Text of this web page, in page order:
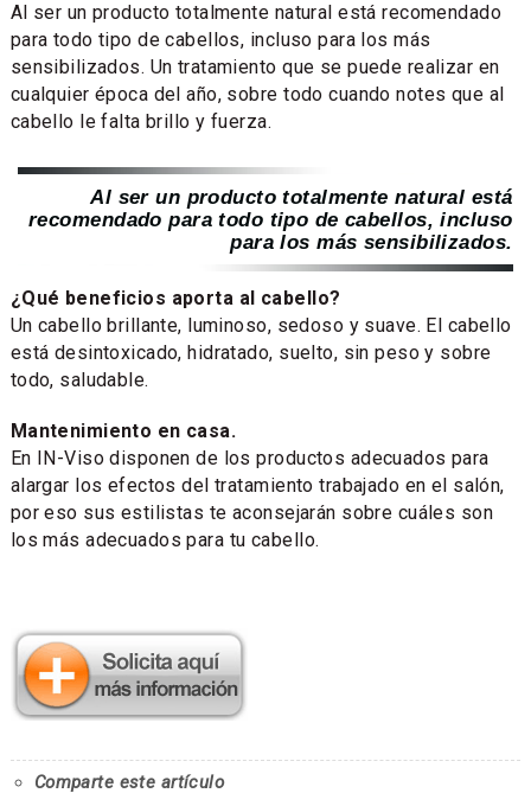
Al ser un producto totalmente natural está recomendado
para todo tipo de cabellos, incluso para los más
sensibilizados. Un tratamiento que se puede realizar en
cualquier época del año, sobre todo cuando notes que al
cabello le falta brillo y fuerza.
Al ser un producto totalmente natural está
recomendado para todo tipo de cabellos, incluso
para los más sensibilizados.
¿Qué beneficios aporta al cabello?
Un cabello brillante, luminoso, sedoso y suave. El cabello
está desintoxicado, hidratado, suelto, sin peso y sobre
todo, saludable.
Mantenimiento en casa.
En IN-Viso disponen de los productos adecuados para
alargar los efectos del tratamiento trabajado en el salón,
por eso sus estilistas te aconsejarán sobre cuáles son
los más adecuados para tu cabello.
Comparte este artículo